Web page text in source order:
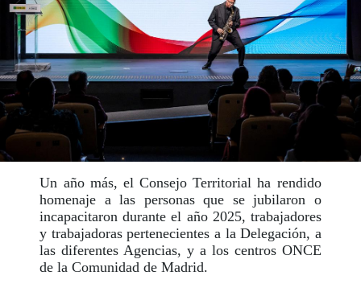
Un año más, el Consejo Territorial ha rendido
homenaje a las personas que se jubilaron o
incapacitaron durante el año 2025, trabajadores
y trabajadoras pertenecientes a la Delegación, a
las diferentes Agencias, y a los centros ONCE
de la Comunidad de Madrid.